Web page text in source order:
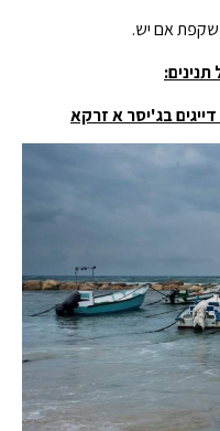
אם יש.
:
בג'יסר א זרקא